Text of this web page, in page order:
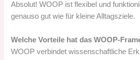
Absolut! WOOP ist flexibel und
genauso gut wie für kleine Alltagsziele.
Welche Vorteile hat das WOOP-
WOOP verbindet wissenschaftliche